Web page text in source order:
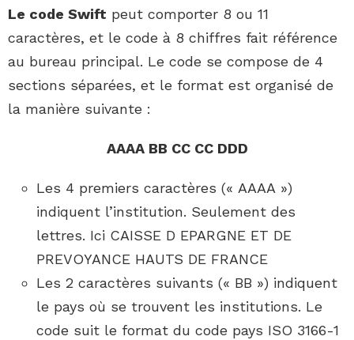
Le code Swift peut comporter 8 ou 11
caractères, et le code à 8 chiffres fait référence
au bureau principal. Le code se compose de 4
sections séparées, et le format est organisé de
la manière suivante :
AAAA BB CC CC DDD
Les 4 premiers caractères (« AAAA »)
indiquent l’institution. Seulement des
lettres. Ici CAISSE D EPARGNE ET DE
PREVOYANCE HAUTS DE FRANCE
Les 2 caractères suivants (« BB ») indiquent
le pays où se trouvent les institutions. Le
code suit le format du code pays ISO 3166-1